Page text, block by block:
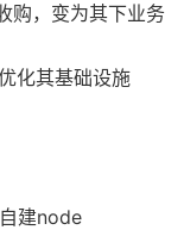
购，变为其下业务
化其基础设施
建node